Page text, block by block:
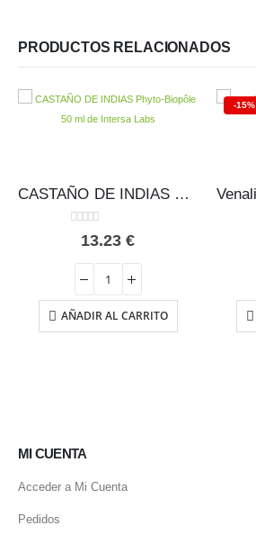
PRODUCTOS RELACIONADOS
CASTAÑO DE INDIAS Phyto-Biopôle 50 ml – Intersa
out of 5
13.23€
AÑADIR AL CARRITO
-15%
MI CUENTA
Acceder a Mi Cuenta
Pedidos